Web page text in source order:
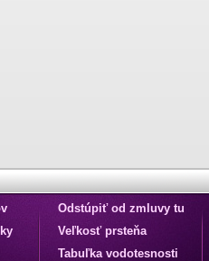
Odstúpiť od zmluvy tu
Veľkosť prsteňa
Tabuľka vodotesnosti